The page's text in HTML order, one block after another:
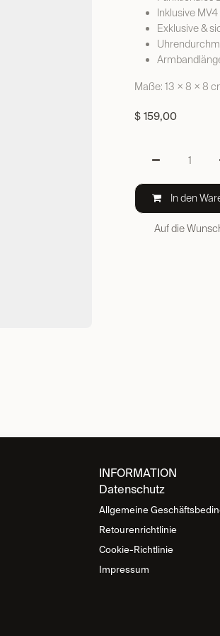
Inklusive
Exklusive &
Maße: 13 × 8 × 8
$ 159,00
In den
Auf die
INFORMATION
Datenschutz
Allgemeine
Retourenrichtlinie
Cookie-Richtlinie
Impressum